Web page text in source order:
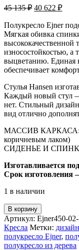
45 135₽ 40 622 ₽
Полукресло Ejner
Мягкая обивка
высококачественной
износостойкостью, а
выцветанию. Единая
обеспечивает
Стулья Hansen
Каждый новый стул —
нет. Стильный
вид отлично
МАССИВ КАРКАСА:
коричневым лаком)
СИДЕНЬЕ И
Изготавливается
Срок изготовления
1 в наличии
В корзину
Артикул: Ejner450-
Кресла Метки:
полукресло Ejner,
полукресло из дерева